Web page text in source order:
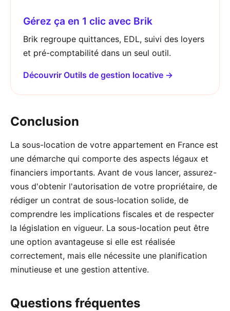
Gérez ça en 1 clic avec Brik
Brik regroupe quittances, EDL, suivi des loyers
et pré-comptabilité dans un seul outil.
Découvrir Outils de gestion locative →
Conclusion
La sous-location de votre appartement en France est
une démarche qui comporte des aspects légaux et
financiers importants. Avant de vous lancer, assurez-
vous d'obtenir l'autorisation de votre propriétaire, de
rédiger un contrat de sous-location solide, de
comprendre les implications fiscales et de respecter
la législation en vigueur. La sous-location peut être
une option avantageuse si elle est réalisée
correctement, mais elle nécessite une planification
minutieuse et une gestion attentive.
Questions fréquentes